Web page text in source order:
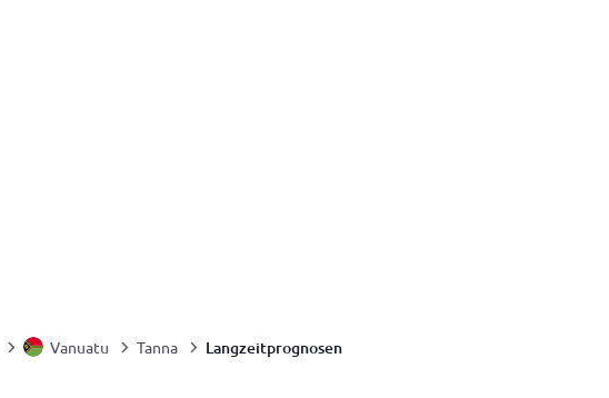
Vanuatu Tanna Langzeitprognosen